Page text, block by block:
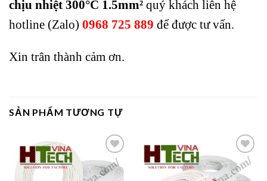
chịu nhiệt 300°C 1.5mm² quý khách liên hệ
hotline (Zalo) 0968 725 889 để được tư vấn.
Xin trân thành cảm ơn.
SẢN PHẨM TƯƠNG TỰ
Add to
wishlist
Add to
wishlist